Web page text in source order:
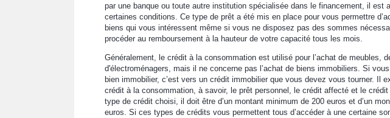
par une banque ou toute autre institution spécialisée dans le financement, il est
certaines conditions. Ce type de prêt a été mis en place pour vous permettre
biens qui vous intéressent même si vous ne disposez pas des sommes
procéder au remboursement à la hauteur de votre capacité tous les mois.
Généralement, le crédit à la consommation est utilisé pour l’achat de meubles,
d'électroménagers, mais il ne concerne pas l’achat de biens immobiliers. Si
bien immobilier, c’est vers un crédit immobilier que vous devez vous tourner. Il
crédit à la consommation, à savoir, le prêt personnel, le crédit affecté et le
type de crédit choisi, il doit être d’un montant minimum de 200 euros et d’un
euros. Si ces types de crédits vous permettent tous d’accéder à une certaine